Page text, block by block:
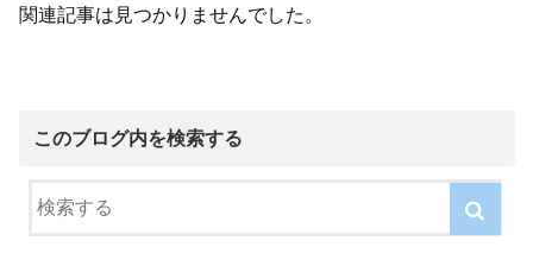
関連記事は見つかりませんでした。
このブログ内を検索する